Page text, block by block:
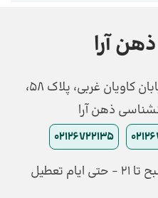
ذهن آرا
سیدخندان، خیابان جلفا، خیابان کاویان غربی، پلاک 58،
ذهن آرا
02126722135